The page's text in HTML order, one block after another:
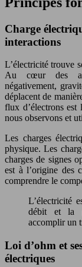
Charge
interactions
L’électricité trouve
Au cœur des
négativement,
déplacent de
flux d’électrons est
nous observons et
Les charges
physique. Les
charges de signes
est à l’origine des
comprendre le
L’électricité est comme un fleuve d’électrons, dont le
débit et la
accomplir un
Loi d’ohm et
électriques